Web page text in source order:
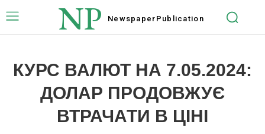
NP Newspaper Publication
КУРС ВАЛЮТ НА 7.05.2024:
ДОЛАР ПРОДОВЖУЄ
ВТРАЧАТИ В ЦІНІ